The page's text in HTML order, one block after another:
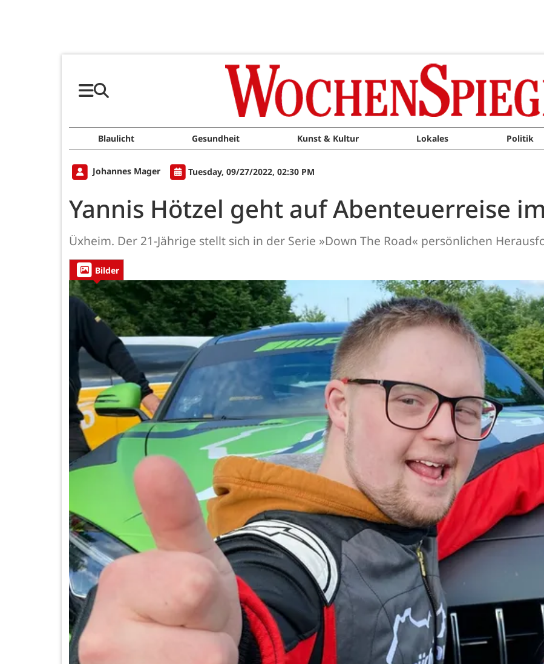
Blaulicht Gesundheit Kunst & Kultur Lokales Politik
Johannes Mager Tuesday, 09/27/2022, 02:30 PM
Yannis Hötzel geht auf Abenteuerreise
Üxheim. Der 21-Jährige stellt sich in der Serie »Down The Road« persönlichen
Bilder